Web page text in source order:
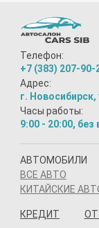
Телефон:
+7 (383) 207-90-
Адрес:
г.
Часы работы:
9:00 - 20:00,
АВТОМОБИЛИ
ВСЕ АВТО
КИТАЙСКИЕ
КРЕДИТ